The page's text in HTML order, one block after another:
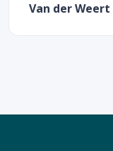
Van der Weert